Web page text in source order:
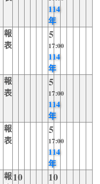
114
年
報
表
5
17:00
114
年
報
表
5
17:00
114
年
報
表
5
17:00
114
年
報10 10